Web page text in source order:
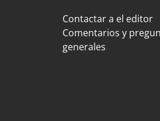
Contactar a el editor
Comentarios y
generales